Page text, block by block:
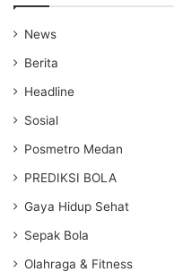
News
Berita
Headline
Sosial
Posmetro Medan
PREDIKSI BOLA
Gaya Hidup Sehat
Sepak Bola
Olahraga & Fitness